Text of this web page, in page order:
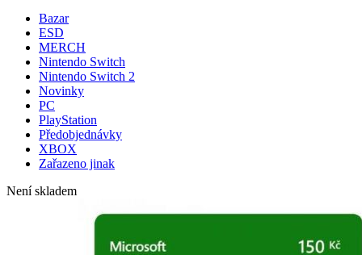
Bazar
ESD
MERCH
Nintendo Switch
Nintendo Switch 2
Novinky
PC
PlayStation
Předobjednávky
XBOX
Zařazeno jinak
Není skladem